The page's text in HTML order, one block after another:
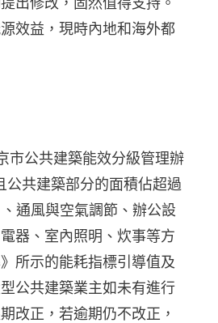
效益，現時內地和海外都
市公共建築能效分級管理辦
共建築部分的面積佔超過
通風與空氣調節、辦公設
器、室內照明、炊事等方
所示的能耗指標引導值及
公共建築業主如未有進行
改正，若逾期仍不改正，